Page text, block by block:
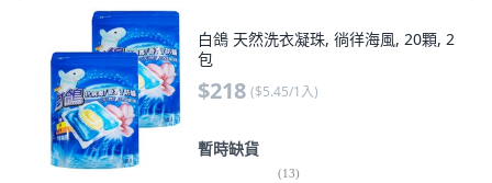
白鴿 天然洗衣凝珠, 徜徉海風, 20顆, 2
包
$218 ($5.45/1入)
暫時缺貨
(13)